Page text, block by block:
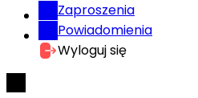
Zaproszenia
Powiadomienia
Wyloguj się